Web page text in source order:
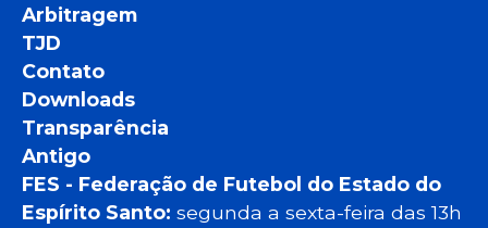
Arbitragem
TJD
Contato
Downloads
Transparência
Antigo
FES - Federação de Futebol do Estado do
Espírito Santo: segunda a sexta-feira das 13h